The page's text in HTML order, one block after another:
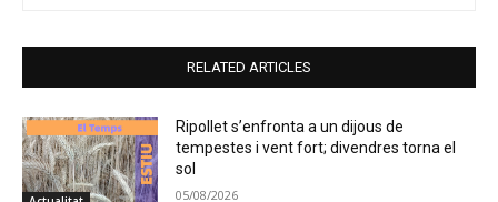
RELATED ARTICLES
Ripollet s’enfronta a un dijous de
tempestes i vent fort; divendres torna el
sol
05/08/2026